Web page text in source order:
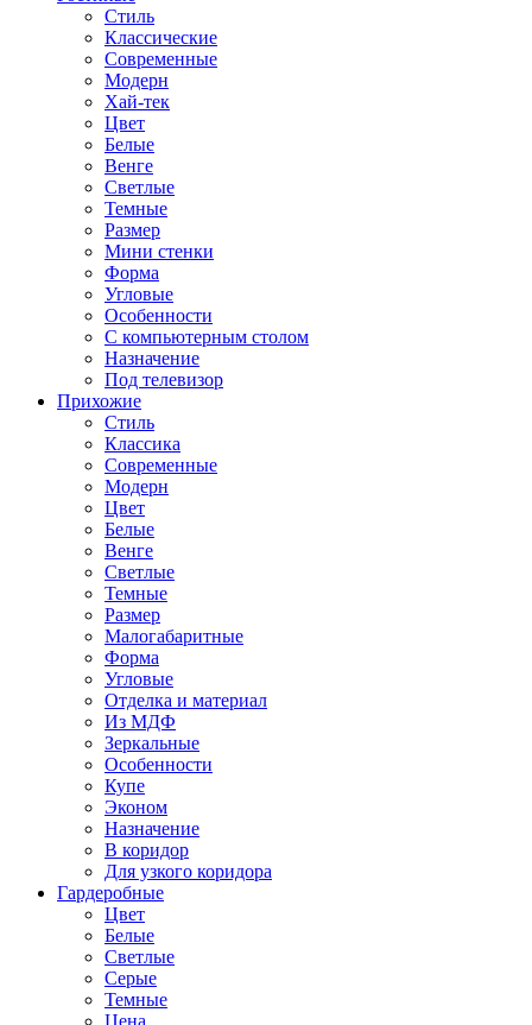
Стиль
Классические
Современные
Модерн
Хай-тек
Цвет
Белые
Венге
Светлые
Темные
Размер
Мини стенки
Форма
Угловые
Особенности
С компьютерным столом
Назначение
Под телевизор
Прихожие
Стиль
Классика
Современные
Модерн
Цвет
Белые
Венге
Светлые
Темные
Размер
Малогабаритные
Форма
Угловые
Отделка и материал
Из МДФ
Зеркальные
Особенности
Купе
Эконом
Назначение
В коридор
Для узкого коридора
Гардеробные
Цвет
Белые
Светлые
Серые
Темные
Цена